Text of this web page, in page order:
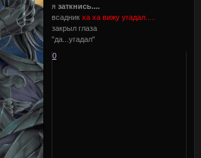
я заткнись....
всадник ха ха вижу угадал.....
закрыл глаза
"да...угадал"
0